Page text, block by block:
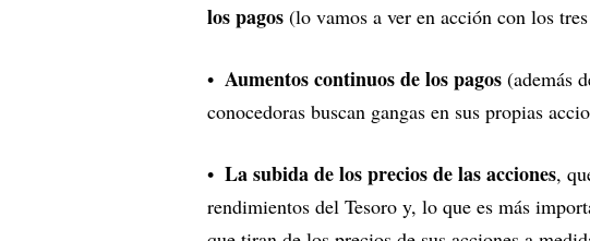
los pagos (lo vamos a ver en acción con los
Aumentos continuos de los pagos (además
conocedoras buscan gangas en sus propias
La subida de los precios de las acciones,
rendimientos del Tesoro y, lo que es más